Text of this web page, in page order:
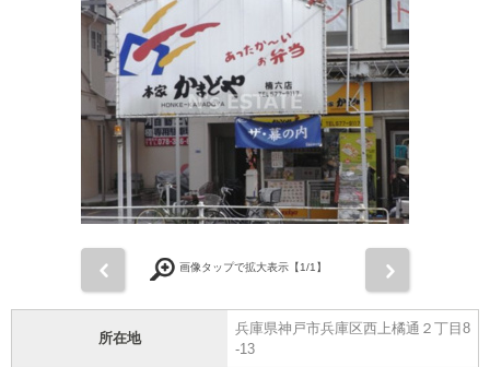
画像タップで拡大表示【1/1】
所在地
兵庫県神戸市兵庫区西上橘通２丁目8
-13